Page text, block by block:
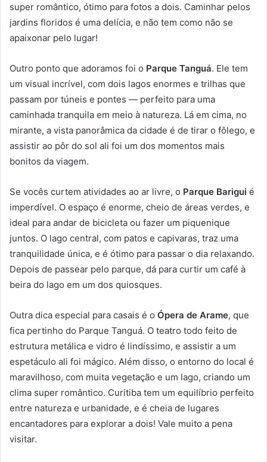
super romântico, ótimo para fotos a dois. Caminhar pelos
jardins floridos é uma delícia, e não tem como não se
apaixonar pelo lugar!
Outro ponto que adoramos foi o Parque Tanguá. Ele tem
um visual incrível, com dois lagos enormes e trilhas que
passam por túneis e pontes — perfeito para uma
caminhada tranquila em meio à natureza. Lá em cima, no
mirante, a vista panorâmica da cidade é de tirar o fôlego, e
assistir ao pôr do sol ali foi um dos momentos mais
bonitos da viagem.
Se vocês curtem atividades ao ar livre, o Parque Barigui é
imperdível. O espaço é enorme, cheio de áreas verdes, e
ideal para andar de bicicleta ou fazer um piquenique
juntos. O lago central, com patos e capivaras, traz uma
tranquilidade única, e é ótimo para passar o dia relaxando.
Depois de passear pelo parque, dá para curtir um café à
beira do lago em um dos quiosques.
Outra dica especial para casais é o Ópera de Arame, que
fica pertinho do Parque Tanguá. O teatro todo feito de
estrutura metálica e vidro é lindíssimo, e assistir a um
espetáculo ali foi mágico. Além disso, o entorno do local é
maravilhoso, com muita vegetação e um lago, criando um
clima super romântico. Curitiba tem um equilíbrio perfeito
entre natureza e urbanidade, e é cheia de lugares
encantadores para explorar a dois! Vale muito a pena
visitar.